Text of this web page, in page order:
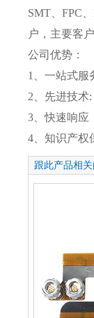
SMT、FPC
户，主要客
公司优势：
1、一站式服
2、先进技术
3、快速响应
4、知识产权
跟此产品相